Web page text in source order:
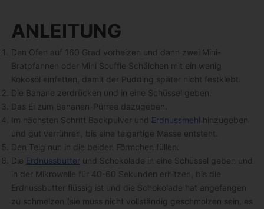
ANLEITUNG
Den Ofen auf 160 Grad vorheizen und dann zwei Mini-
Bratpfannen oder Mini Souffle Schälchen mit ein wenig
Kokosöl einfetten, damit der Pudding später nicht festklebt.
Die Banane zerdrücken und in eine Schüssel geben.
Das Ei zum Bananen-Pürree dazugeben.
Im nächsten Schritt Backpulver und Erdnussmehl hinzugeben
und gut verrühren, bis eine teigartige Masse entsteht.
Den Teig nun in die beiden Förmchen füllen.
Die Erdnussbutterund Schokolade in eine Schüssel geben und
in der Mikrowelle für 40-60 Sekunden erhitzen, bis die
Erdnussbutter flüssig ist und die Schokolade hat angefangen
zu schmelzen (sie muss nicht vollständig geschmolzen sein, es